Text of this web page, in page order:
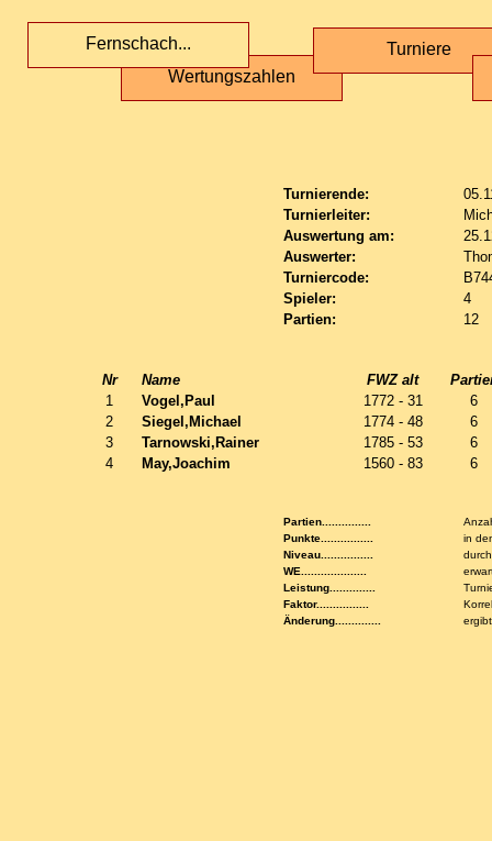
Wertungszahlen
Fernschach... Turniere
Turnierende:
Turnierleiter:
Auswertung am:
Auswerter:
Turniercode:
Spieler:
4
Partien:
12
Nr Name FWZ alt
1
Vogel,Paul 1772 - 31
6
2
Siegel,Michael 1774 - 48
6
3
Tarnowski,Rainer 1785 - 53
6
4
May,Joachim 1560 - 83 6
Partien...............
Punkte................
in
Niveau................
WE....................
Leistung..............
Faktor................
Änderung..............